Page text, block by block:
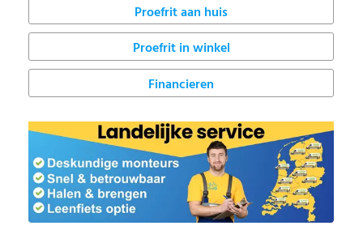
Proefrit in winkel
Financieren